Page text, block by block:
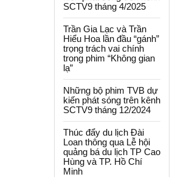
SCTV9 tháng 4/2025
Trần Gia Lạc và Trần
Hiểu Hoa lần đầu “gánh”
trọng trách vai chính
trong phim “Không gian
lạ”
Những bộ phim TVB dự
kiến phát sóng trên kênh
SCTV9 tháng 12/2024
Thúc đẩy du lịch Đài
Loan thông qua Lễ hội
quảng bá du lịch TP Cao
Hùng và TP. Hồ Chí
Minh